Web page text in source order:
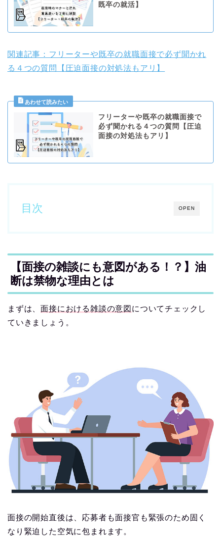
既卒の就活】
関連記事：フリーターや既卒の就職面接で必ず聞かれ
る４つの質問【圧迫面接の対処法もアリ】
フリーターや既卒の就職面接で
必ず聞かれる４つの質問【圧迫
面接の対処法もアリ】
OPEN
目次
【面接の雑談にも意図がある！？】油
断は禁物な理由とは
まずは、面接における雑談の意図 についてチェックし
ていきましょう。
面接の開始直後は、応募者も面接官も緊張のため固く
なり緊迫した空気に包まれます。